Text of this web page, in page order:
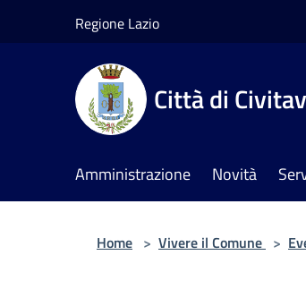
Regione Lazio
Città di
Amministrazione Novità
Home > Vivere il Comune >